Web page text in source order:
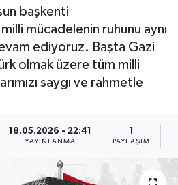
başkenti
mücadelenin ruhunu aynı
ediyoruz. Başta Gazi
olmak üzere tüm milli
saygı ve rahmetle
18.05.2026 - 22:41
YAYINLANMA PAYLAŞIM